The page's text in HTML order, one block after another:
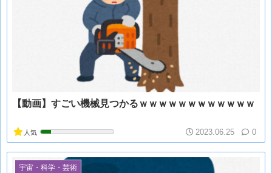
【動画】すごい機械見つかるｗｗｗｗｗｗｗｗｗｗｗｗ
人気 2023.06.25 0
宇宙・科学・芸術